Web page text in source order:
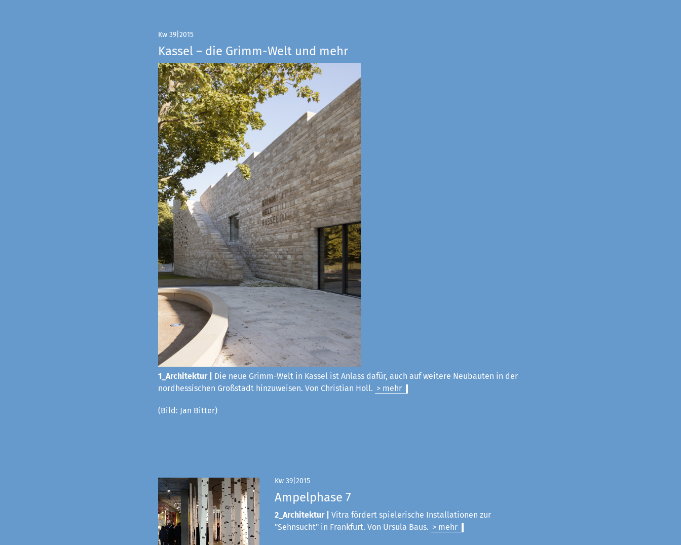
Kw 39|2015
Kassel – die Grimm-Welt und mehr
1_Architektur |
Die neue Grimm-Welt in Kassel ist Anlass dafür, auch auf weitere Neubauten in der
nordhessischen Großstadt hinzuweisen. Von Christian Holl. > mehr
(Bild: Jan Bitter)
Kw 39|2015
Ampelphase 7
2_Architektur |
Vitra fördert spielerische Installationen zur
"Sehnsucht" in Frankfurt. Von Ursula Baus. > mehr